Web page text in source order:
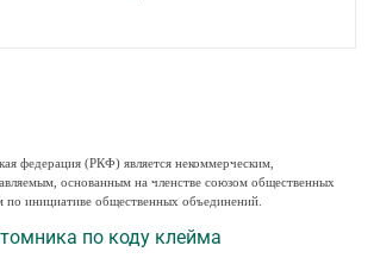
федерация (РКФ) является некоммерческим,
основанным на членстве союзом общественных
по инициативе общественных объединений.
по коду клейма